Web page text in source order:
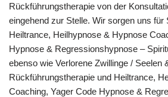
Rückführungstherapie von der
eingehend zur Stelle. Wir sorgen uns für
Heiltrance, Heilhypnose & Hypnose
Hypnose & Regressionshypnose –
ebenso wie Verlorene Zwillinge / Seelen
Rückführungstherapie und Heiltrance,
Coaching, Yager Code Hypnose &